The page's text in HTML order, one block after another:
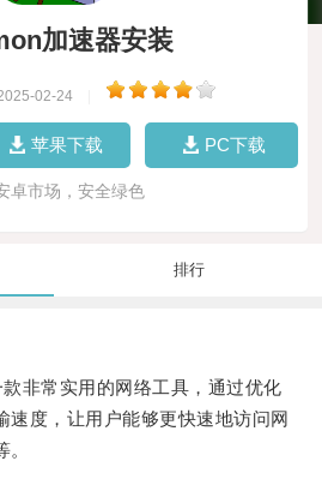
加速器安装
02-24
苹果下载 PC下载
卓市场，安全绿色
排行
常实用的网络工具，通过优化
速度，让用户能够更快速地访问网